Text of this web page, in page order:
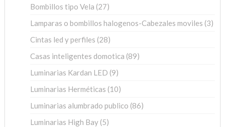
Bombillos tipo Vela 2727
Lamparas o bombillos halogenos-Cabezales moviles 33
Cintas led y perfiles 2828
Casas inteligentes domotica 8989
Luminarias Kardan LED 99
Luminarias Herméticas 1010
Luminarias alumbrado publico 8686
Luminarias High Bay 55